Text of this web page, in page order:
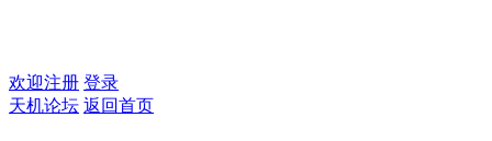
欢迎注册 登录
天机论坛 返回首页